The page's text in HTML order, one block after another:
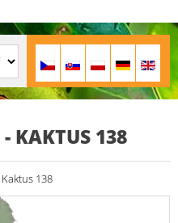
- KAKTUS 138
Kaktus 138